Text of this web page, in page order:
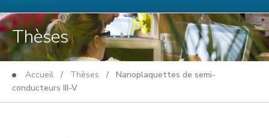
Thèses
Accueil / Thèses / Nanoplaquettes de semi-
conducteurs III-V